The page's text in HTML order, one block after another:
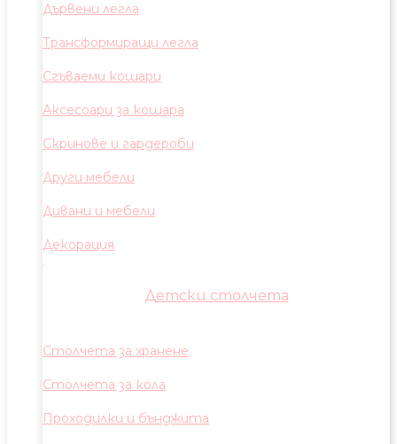
Дървени легла
Трансформиращи легла
Сгъваеми кошари
Аксесоари за кошара
Скринове и гардероби
Други мебели
Дивани и мебели
Декорация
Детски столчета
Столчета за хранене
Столчета за кола
Проходилки и бънджита